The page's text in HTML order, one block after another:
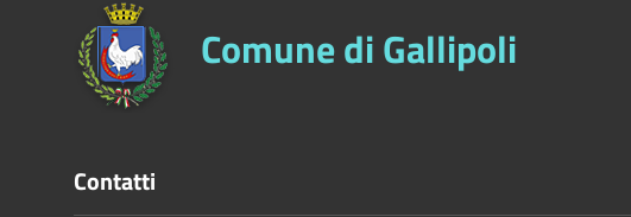
Comune di Gallipoli
Contatti